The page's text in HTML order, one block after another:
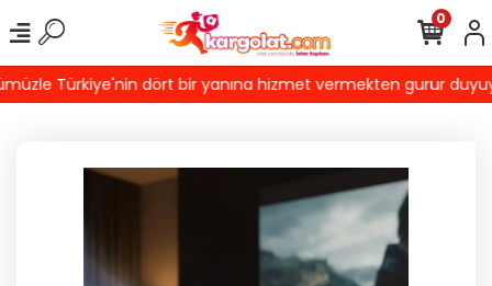
Türkiye'nin dört bir yanına hizmet vermekten gurur
0